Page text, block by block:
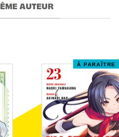
AUTEUR
À PARAÎTRE